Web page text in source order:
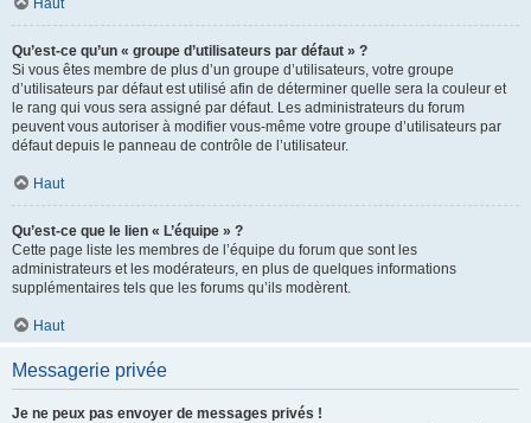
Haut
Qu’est-ce qu’un « groupe d’utilisateurs par défaut » ?
Si vous êtes membre de plus d’un groupe d’utilisateurs, votre groupe
d’utilisateurs par défaut est utilisé afin de déterminer quelle sera la couleur et
le rang qui vous sera assigné par défaut. Les administrateurs du forum
peuvent vous autoriser à modifier vous-même votre groupe d’utilisateurs par
défaut depuis le panneau de contrôle de l’utilisateur.
Haut
Qu’est-ce que le lien « L’équipe » ?
Cette page liste les membres de l’équipe du forum que sont les
administrateurs et les modérateurs, en plus de quelques informations
supplémentaires tels que les forums qu’ils modèrent.
Haut
Messagerie privée
Je ne peux pas envoyer de messages privés !